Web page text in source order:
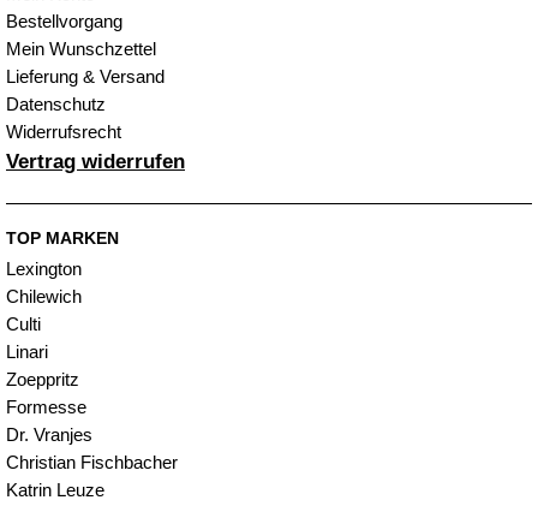
Bestellvorgang
Mein Wunschzettel
Lieferung & Versand
Datenschutz
Widerrufsrecht
Vertrag widerrufen
TOP MARKEN
Lexington
Chilewich
Culti
Linari
Zoeppritz
Formesse
Dr. Vranjes
Christian Fischbacher
Katrin Leuze